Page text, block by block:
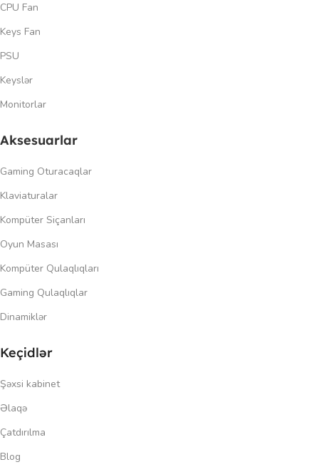
CPU Fan
Keys Fan
PSU
Keyslər
Monitorlar
Aksesuarlar
Gaming Oturacaqlar
Klaviaturalar
Kompüter Siçanları
Oyun Masası
Kompüter Qulaqlıqları
Gaming Qulaqlıqlar
Dinamiklər
Keçidlər
Şəxsi kabinet
Əlaqə
Çatdırılma
Blog